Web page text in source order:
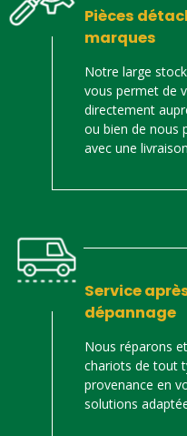
Pièces
marques
Notre large
vous permet de
directement
ou bien de nous
avec une
Service
dépannage
Nous réparons
chariots de tout
provenance en
solutions